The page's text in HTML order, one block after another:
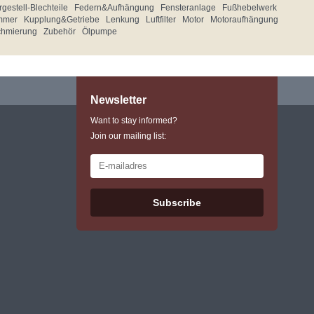
Blechteile Federn&Aufhängung Fensteranlage
Fußhebelwerk
Kupplung&Getriebe Lenkung Luftfilter Motor
Motoraufhängung
Zubehör Ölpumpe
Newsletter
Want to stay informed?
Join our mailing list:
Subscribe